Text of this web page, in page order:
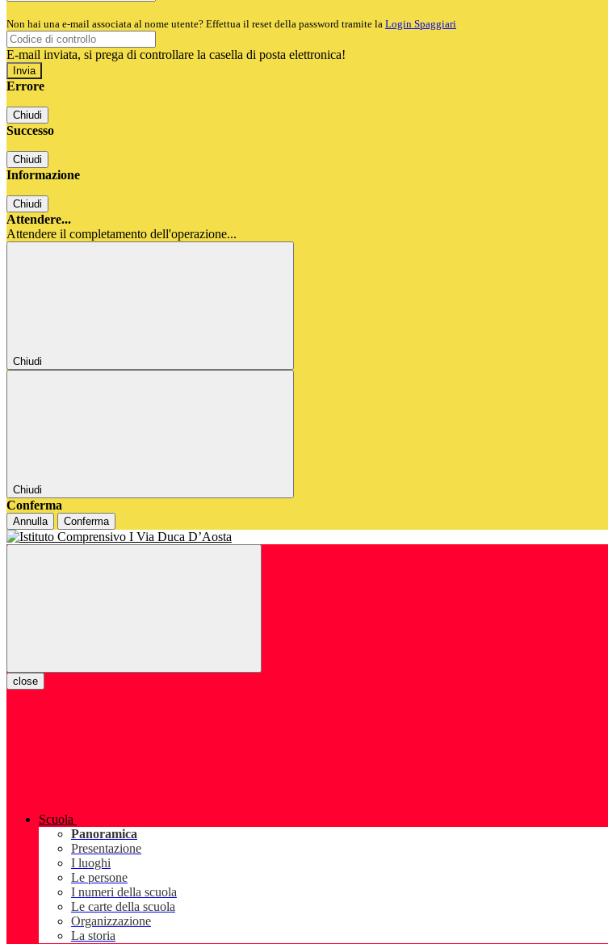
Non hai una e-mail associata al nome utente? Effettua il reset della password tramite la Login Spaggiari
E-mail inviata, si prega di controllare la casella di posta elettronica!
Errore
Chiudi
Successo
Chiudi
Informazione
Chiudi
Attendere...
Attendere il completamento dell'operazione...
Chiudi
Chiudi
Conferma
Annulla Conferma
close
Scuola
Panoramica
Presentazione
I luoghi
Le persone
I numeri della scuola
Le carte della scuola
Organizzazione
La storia